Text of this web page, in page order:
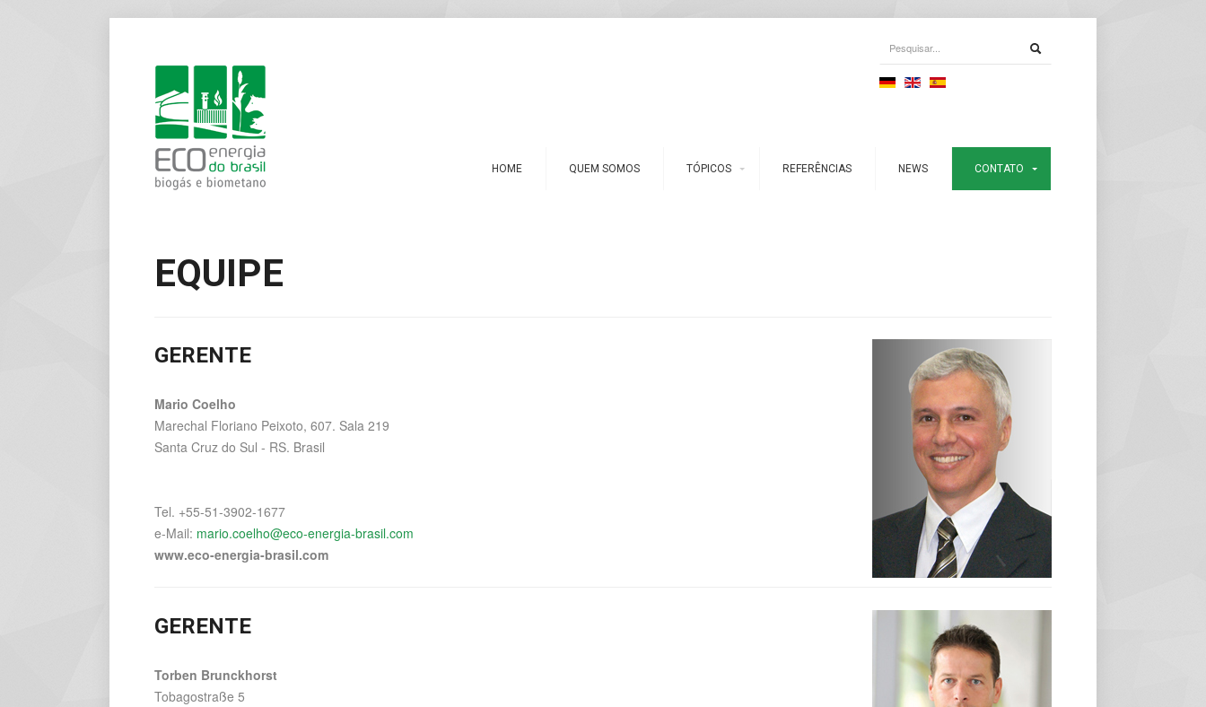
HOME QUEM SOMOS TÓPICOS REFERÊNCIAS NEWS CONTATO
EQUIPE
GERENTE
Mario Coelho
Marechal Floriano Peixoto, 607. Sala 219
Santa Cruz do Sul - RS. Brasil
Tel. +55-51-3902-1677
e-Mail: mario.coelho@eco-energia-brasil.com
www.eco-energia-brasil.com
GERENTE
Torben Brunckhorst
Tobagostraße 5